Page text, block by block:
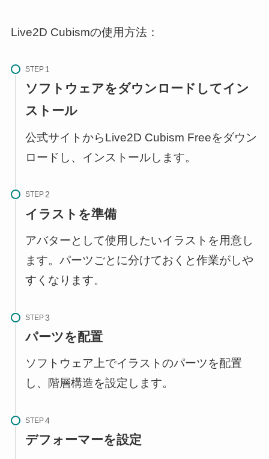
Live2D Cubismの使用方法：
STEP
ソフトウェアをダウンロードしてイン
ストール
公式サイトからLive2D Cubism Freeをダウン
ロードし、インストールします。
STEP
イラストを準備
アバターとして使用したいイラストを用意し
ます。パーツごとに分けておくと作業がしや
すくなります。
STEP
パーツを配置
ソフトウェア上でイラストのパーツを配置
し、階層構造を設定します。
STEP
デフォーマーを設定